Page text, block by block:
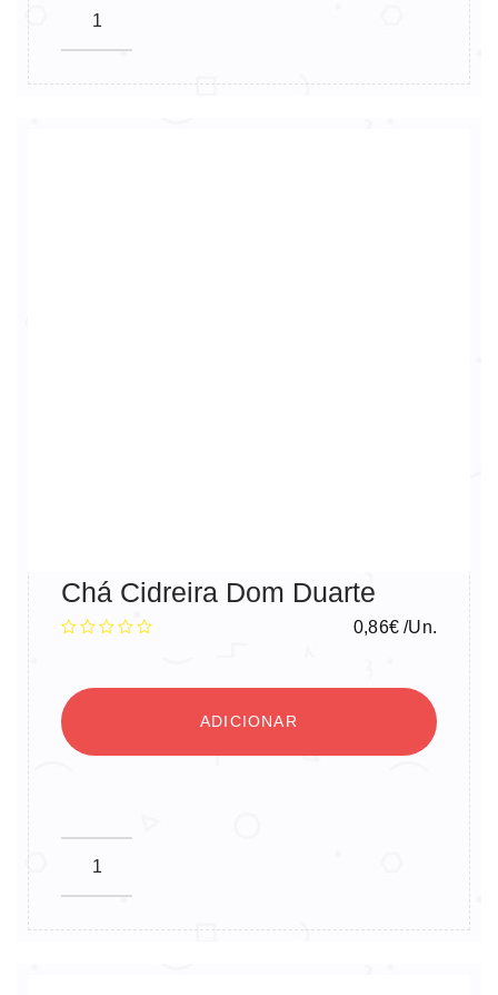
Chá Cidreira Dom Duarte
0,86€ /Un.
ADICIONAR